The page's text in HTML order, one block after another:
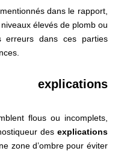
dans le rapport,
élevés de plomb ou
erreurs dans ces parties
flous ou incomplets,
des explications
zone d’ombre pour éviter